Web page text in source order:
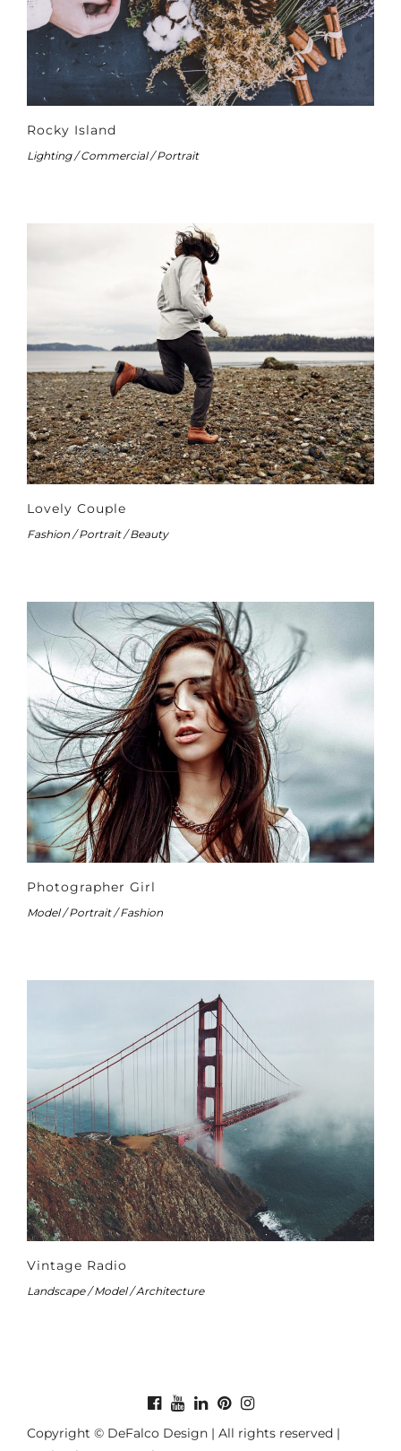
Rocky Island
Lighting / Commercial / Portrait
Lovely Couple
Fashion / Portrait / Beauty
Photographer Girl
Model / Portrait / Fashion
Vintage Radio
Landscape / Model / Architecture
Copyright © DeFalco Design | All rights reserved |